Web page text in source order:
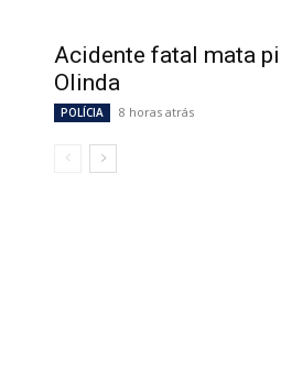
Acidente fatal mata
Olinda
POLÍCIA 8 horas atrás